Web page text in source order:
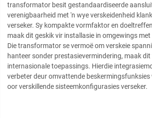
transformator besit gestandaardiseerde
verenigbaarheid met 'n wye verskeidenheid
verseker. Sy kompakte vormfaktor en
maak dit geskik vir installasie in omgewings
Die transformator se vermoë om verskeie
hanteer sonder prestasievermindering, maak
internasionale toepassings. Hierdie
verbeter deur omvattende
oor verskillende sisteemkonfigurasies verseker.